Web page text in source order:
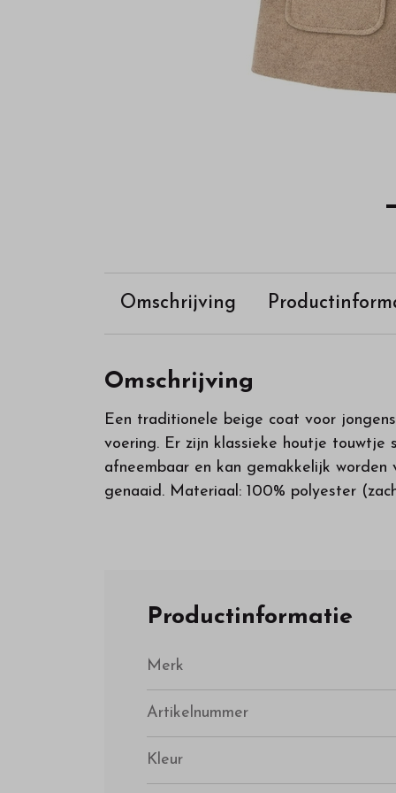
Omschrijving
Omschrijving
Een traditionele beige coat voor
voering. Er zijn klassieke houtje touwtje
afneembaar en kan gemakkelijk
genaaid. Materiaal: 100% polyester
Productinformatie
Merk
Artikelnummer
Kleur